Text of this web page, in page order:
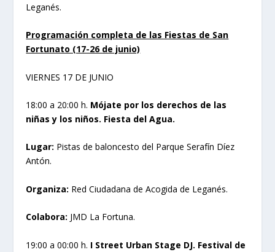
Leganés.
Programación completa de las Fiestas de San
Fortunato (17-26 de junio)
VIERNES 17 DE JUNIO
18:00 a 20:00 h. Mójate por los derechos de las
niñas y los niños. Fiesta del Agua.
Lugar: Pistas de baloncesto del Parque Serafín Díez
Antón.
Organiza: Red Ciudadana de Acogida de Leganés.
Colabora: JMD La Fortuna.
19:00 a 00:00 h. I Street Urban Stage DJ. Festival de